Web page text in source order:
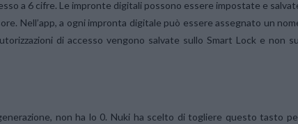
a 6 cifre. Le impronte digitali possono essere impostate e
Nell’app, a ogni impronta digitale può essere assegnato un
di accesso vengono salvate sullo Smart Lock e non
non ha lo 0. Nuki ha scelto di togliere questo tasto